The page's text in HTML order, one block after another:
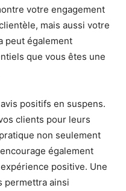
votre engagement
mais аussi votre
peut également
que vous êtes une
positifs en suspens.
clients pour leurs
non seulement
également
positive. Une
permettra ainsi